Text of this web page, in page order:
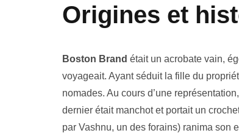
Origines et
Boston Brand était un acrobate vain,
voyageait. Ayant séduit la fille du
nomades. Au cours d’une
dernier était manchot et portait un
par Vashnu, un des forains) ranima son